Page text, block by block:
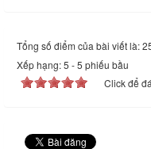
Tổng số điểm của bài viết là:
Xếp hạng:5 -5 phiếu bầu
Click để